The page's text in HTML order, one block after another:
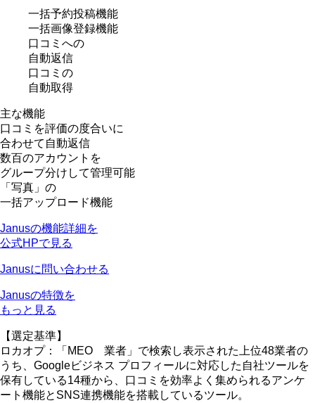
一括予約投稿機能
一括画像登録機能
口コミへの
自動返信
口コミの
自動取得
主な機能
口コミを評価の度合いに
合わせて自動返信
数百のアカウントを
グループ分けして管理可能
「写真」の
一括アップロード機能
Janusの機能詳細を
公式HPで見る
Janusに問い合わせる
Janusの特徴を
もっと見る
【選定基準】
ロカオプ：「MEO 業者」で検索し表示された上位48業者の
うち、Googleビジネス プロフィールに対応した自社ツールを
保有している14種から、口コミを効率よく集められるアンケ
ート機能とSNS連携機能を搭載しているツール。